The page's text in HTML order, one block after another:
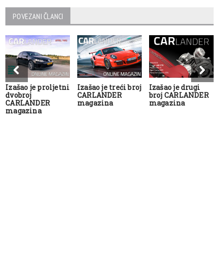
POVEZANI ČLANCI
Izašao je proljetni
dvobroj
CARLANDER
magazina
Izašao je treći broj
CARLANDER
magazina
Izašao je drugi
broj CARLANDER
magazina